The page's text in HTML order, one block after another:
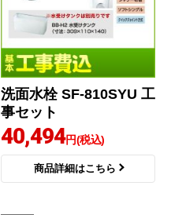
洗面水栓 SF-810SYU 工
事セット
40,494円(税込)
商品詳細はこちら